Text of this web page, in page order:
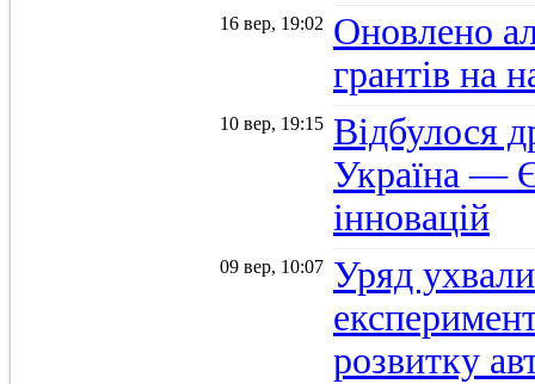
16 вер, 19:02 Оновлено
грантів на
10 вер, 19:15 Відбулося
Україна —
інновацій
09 вер, 10:07 Уряд
розвитку